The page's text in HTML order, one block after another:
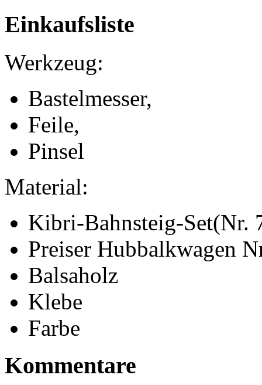
Einkaufsliste
Werkzeug:
Bastelmesser,
Feile,
Pinsel
Material:
Kibri-Bahnsteig-Set(Nr.
Preiser Hubbalkwagen
Balsaholz
Klebe
Farbe
Kommentare